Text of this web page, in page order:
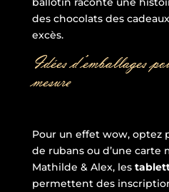
des chocolats des
excès.
Idées d’emballages
mesure
Pour un effet wow, optez
de rubans ou d’une carte
Mathilde & Alex, les
permettent des